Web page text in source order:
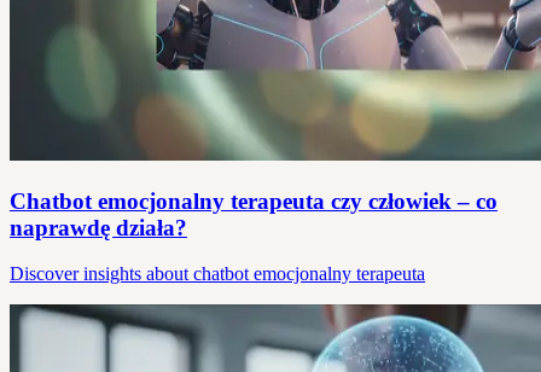
Chatbot emocjonalny terapeuta czy człowiek – co
naprawdę działa?
Discover insights about chatbot emocjonalny terapeuta